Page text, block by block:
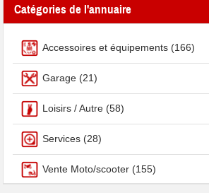
Catégories de l'annuaire
Accessoires et équipements (166)
Garage (21)
Loisirs / Autre (58)
Services (28)
Vente Moto/scooter (155)